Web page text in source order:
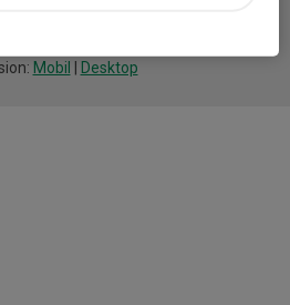
Mobil Desktop